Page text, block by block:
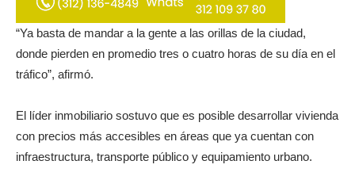
“Ya basta de mandar a la gente a las orillas de la ciudad,
donde pierden en promedio tres o cuatro horas de su día en el
tráfico”, afirmó.
El líder inmobiliario sostuvo que es posible desarrollar vivienda
con precios más accesibles en áreas que ya cuentan con
infraestructura, transporte público y equipamiento urbano.